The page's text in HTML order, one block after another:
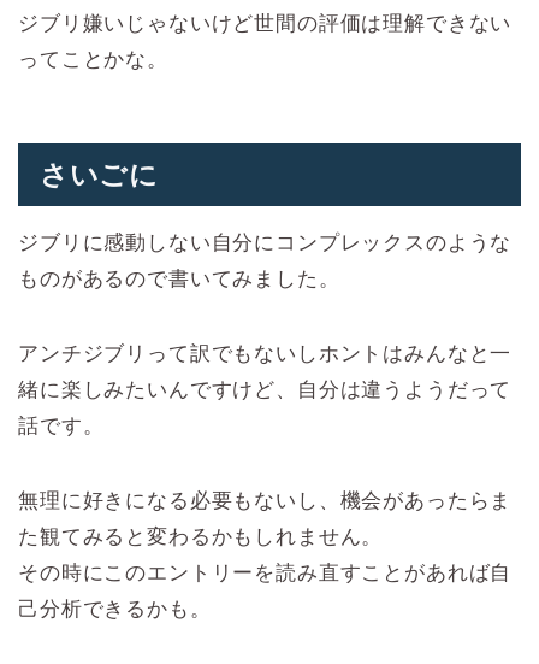
ジブリ嫌いじゃないけど世間の評価は理解できない
ってことかな。
さいごに
ジブリに感動しない自分にコンプレックスのような
ものがあるので書いてみました。
アンチジブリって訳でもないしホントはみんなと一
緒に楽しみたいんですけど、自分は違うようだって
話です。
無理に好きになる必要もないし、機会があったらま
た観てみると変わるかもしれません。
その時にこのエントリーを読み直すことがあれば自
己分析できるかも。